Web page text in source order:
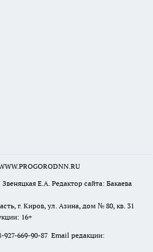
Е.А. Редактор сайта: Бакаева
г. Киров, ул. Азина, дом № 80, кв. 31
16+
927-669-90-87 Email редакции: